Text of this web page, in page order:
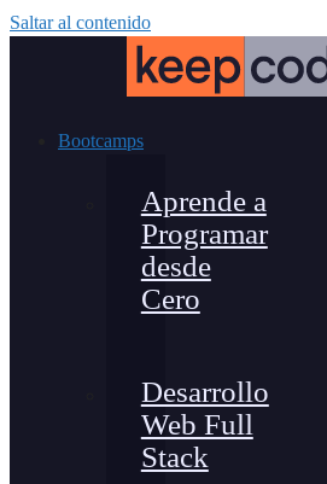
Saltar al contenido
Bootcamps
Aprende a
Programar
desde
Cero
Desarrollo
Web Full
Stack